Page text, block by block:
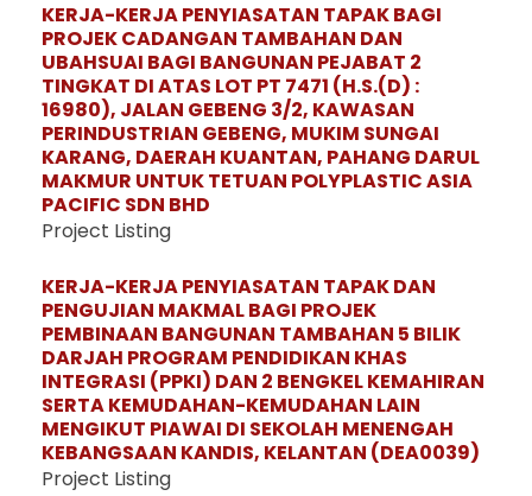
KERJA-KERJA PENYIASATAN TAPAK BAGI
PROJEK CADANGAN TAMBAHAN DAN
UBAHSUAI BAGI BANGUNAN PEJABAT 2
TINGKAT DI ATAS LOT PT 7471 (H.S.(D) :
16980), JALAN GEBENG 3/2, KAWASAN
PERINDUSTRIAN GEBENG, MUKIM SUNGAI
KARANG, DAERAH KUANTAN, PAHANG DARUL
MAKMUR UNTUK TETUAN POLYPLASTIC ASIA
PACIFIC SDN BHD
Project Listing
KERJA-KERJA PENYIASATAN TAPAK DAN
PENGUJIAN MAKMAL BAGI PROJEK
PEMBINAAN BANGUNAN TAMBAHAN 5 BILIK
DARJAH PROGRAM PENDIDIKAN KHAS
INTEGRASI (PPKI) DAN 2 BENGKEL KEMAHIRAN
SERTA KEMUDAHAN-KEMUDAHAN LAIN
MENGIKUT PIAWAI DI SEKOLAH MENENGAH
KEBANGSAAN KANDIS, KELANTAN (DEA0039)
Project Listing